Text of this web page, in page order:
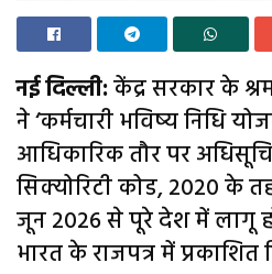
नई दिल्ली:केंद्र सरकार के
ने ‘कर्मचारी भविष्य निधि
आधिकारिक तौर पर
सिक्योरिटी कोड, 2020 के
जून 2026 से पूरे देश में लागू
भारत के राजपत्र में प्रकाशित